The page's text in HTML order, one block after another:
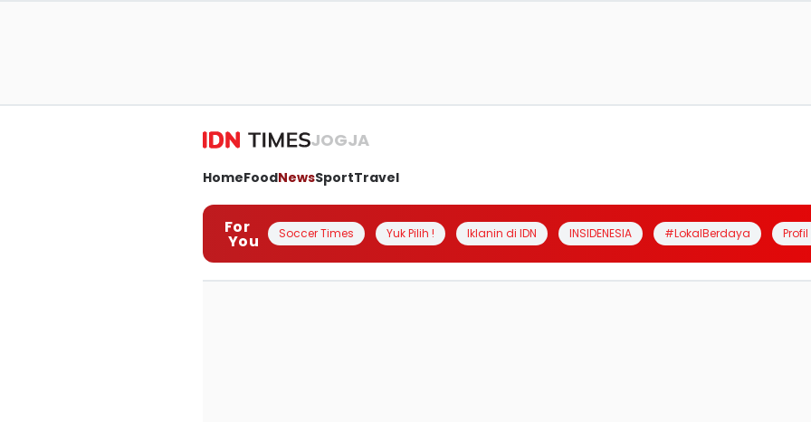
JOGJA
HomeFoodNewsSportTravel
For
You Soccer Times Yuk Pilih ! Iklanin di IDN INSIDENESIA #LokalBerdaya